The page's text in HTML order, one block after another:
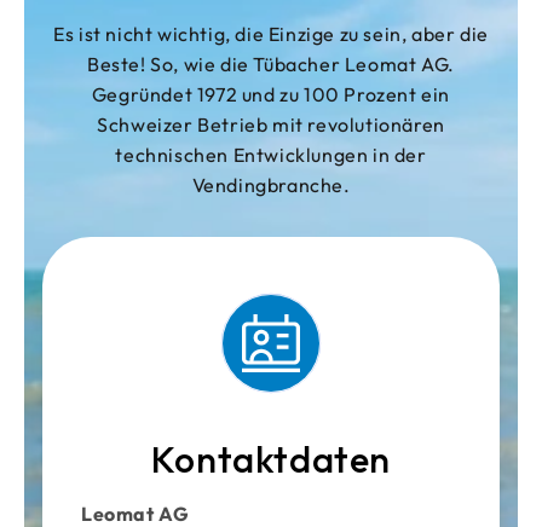
Es ist nicht wichtig, die Einzige zu sein, aber die
Beste! So, wie die Tübacher Leomat AG.
Gegründet 1972 und zu 100 Prozent ein
Schweizer Betrieb mit revolutionären
technischen Entwicklungen in der
Vendingbranche.
Kontaktdaten
Leomat AG